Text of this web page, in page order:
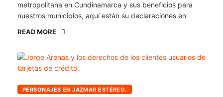
metropolitana en Cundinamarca y sus beneficios para
nuestros municipios, aquí están su declaraciones en
READ MORE
PERSONAJES EN JAZMAR ESTÉREO.